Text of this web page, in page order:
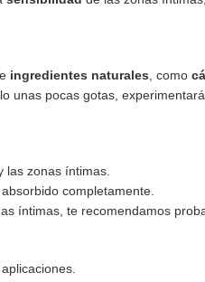
ingredientes naturales , como
unas pocas gotas,
las zonas íntimas.
completamente.
íntimas, te recomendamos